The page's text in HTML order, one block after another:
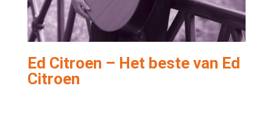
Ed Citroen – Het beste van Ed
Citroen